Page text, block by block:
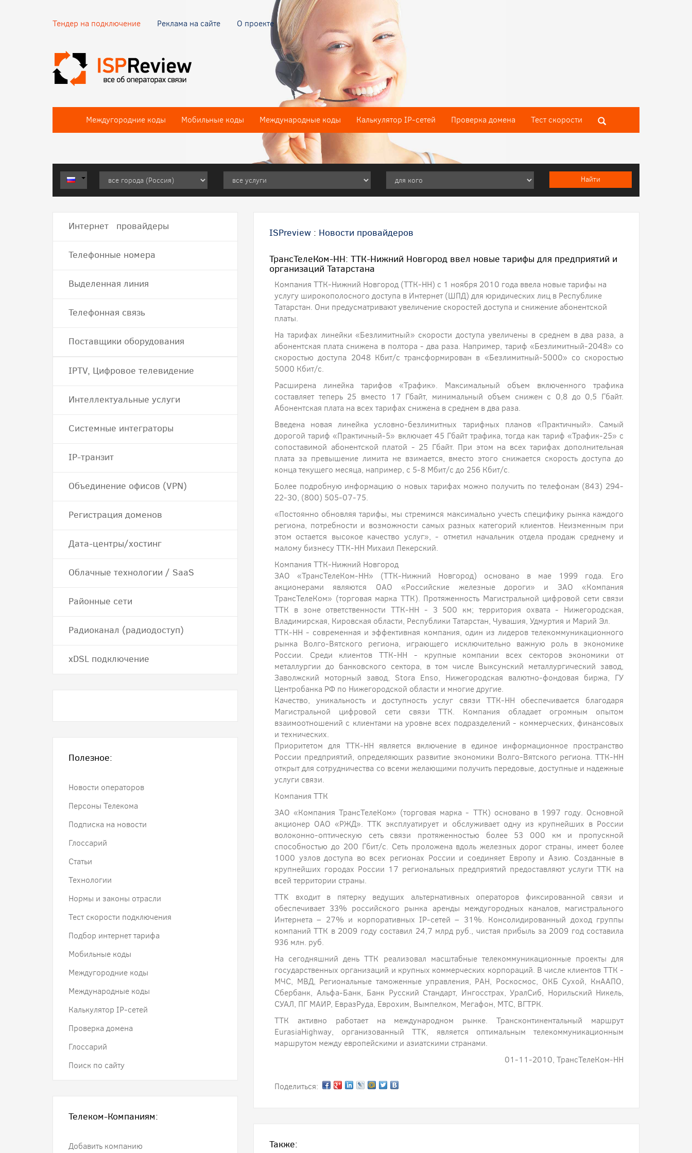
Тендер на подключение Реклама на сайте О проекте
Междугородние коды Мобильные коды Международные коды Калькулятор IP-сетей Проверка домена Тест скороcти
ISPreview : Новости провайдеров
ТрансТелеКом-НН: ТТК-Нижний Новгород ввел новые тарифы для предприятий и
организаций Татарстана
Компания ТТК-Нижний Новгород (ТТК-НН) с 1 ноября 2010 года ввела новые тарифы на
услугу широкополосного доступа в Интернет (ШПД) для юридических лиц в Республике
Татарстан. Они предусматривают увеличение скоростей доступа и снижение абонентской
платы.
На тарифах линейки «Безлимитный» скорости доступа увеличены в среднем в два раза, а
абонентская плата снижена в полтора - два раза. Например, тариф «Безлимитный-2048» со
скоростью доступа 2048 Кбит/с трансформирован в «Безлимитный-5000» со скоростью
5000 Кбит/с.
Расширена линейка тарифов «Трафик». Максимальный объем включенного трафика
составляет теперь 25 вместо 17 Гбайт, минимальный объем снижен с 0,8 до 0,5 Гбайт.
Абонентская плата на всех тарифах снижена в среднем в два раза.
Введена новая линейка условно-безлимитных тарифных планов «Практичный». Самый
дорогой тариф «Практичный-5» включает 45 Гбайт трафика, тогда как тариф «Трафик-25» с
сопоставимой абонентской платой - 25 Гбайт. При этом на всех тарифах дополнительная
плата за превышение лимита не взимается, вместо этого снижается скорость доступа до
конца текущего месяца, например, с 5-8 Мбит/с до 256 Кбит/с.
Более подробную информацию о новых тарифах можно получить по телефонам (843) 294-
22-30, (800) 505-07-75.
«Постоянно обновляя тарифы, мы стремимся максимально учесть специфику рынка каждого
региона, потребности и возможности самых разных категорий клиентов. Неизменным при
этом остается высокое качество услуг», - отметил начальник отдела продаж среднему и
малому бизнесу ТТК-НН Михаил Пекерский.
Компания ТТК-Нижний Новгород
ЗАО «ТрансТелеКом-НН» (ТТК-Нижний Новгород) основано в мае 1999 года. Его
акционерами являются ОАО «Российские железные дороги» и ЗАО «Компания
ТрансТелеКом» (торговая марка ТТК). Протяженность Магистральной цифровой сети связи
ТТК в зоне ответственности ТТК-НН - 3 500 км; территория охвата - Нижегородская,
Владимирская, Кировская области, Республики Татарстан, Чувашия, Удмуртия и Марий Эл.
ТТК-НН - современная и эффективная компания, один из лидеров телекоммуникационного
рынка Волго-Вятского региона, играющего исключительно важную роль в экономике
России. Среди клиентов ТТК-НН - крупные компании всех секторов экономики от
металлургии до банковского сектора, в том числе Выксунский металлургический завод,
Заволжский моторный завод, Stora Enso, Нижегородская валютно-фондовая биржа, ГУ
Центробанка РФ по Нижегородской области и многие другие.
Качество, уникальность и доступность услуг связи ТТК-НН обеспечивается благодаря
Магистральной цифровой сети связи ТТК. Компания обладает огромным опытом
взаимоотношений с клиентами на уровне всех подразделений - коммерческих, финансовых
и технических.
Приоритетом для ТТК-НН является включение в единое информационное пространство
России предприятий, определяющих развитие экономики Волго-Вятского региона. ТТК-НН
открыт для сотрудничества со всеми желающими получить передовые, доступные и надежные
услуги связи.
Компания ТТК
ЗАО «Компания ТрансТелеКом» (торговая марка - ТТК) основано в 1997 году. Основной
акционер ОАО «РЖД». TTK эксплуатирует и обслуживает одну из крупнейших в России
волоконно-оптическую сеть связи протяженностью более 53 000 км и пропускной
способностью до 200 Гбит/с. Сеть проложена вдоль железных дорог страны, имеет более
1000 узлов доступа во всех регионах России и соединяет Европу и Азию. Созданные в
крупнейших городах России 17 региональных предприятий предоставляют услуги ТТК на
всей территории страны.
TTK входит в пятерку ведущих альтернативных операторов фиксированной связи и
обеспечивает 33% российского рынка аренды междугородных каналов, магистрального
Интернета – 27% и корпоративных IP-сетей – 31%. Консолидированный доход группы
компаний ТТК в 2009 году составил 24,7 млрд руб., чистая прибыль за 2009 год составила
936 млн. руб.
На сегодняшний день ТТК реализовал масштабные телекоммуникационные проекты для
государственных организаций и крупных коммерческих корпораций. В числе клиентов ТТК -
МЧС, МВД, Региональные таможенные управления, РАН, Роскосмос, ОКБ Сухой, КнААПО,
Сбербанк, Альфа-Банк, Банк Русский Стандарт, Ингосстрах, УралСиб, Норильский Никель,
СУАЛ, ПГ МАИР, ЕвразРуда, Еврохим, Вымпелком, Мегафон, МТС, ВГТРК.
ТТК активно работает на международном рынке. Трансконтинентальный маршрут
EurasiaHighway, организованный TTK, является оптимальным телекоммуникационным
маршрутом между европейскими и азиатскими странами.
01-11-2010, ТрансТелеКом-НН
Поделиться:
Также:
Интернет провайдеры
Телефонные номера
Выделенная линия
Телефонная связь
Поставщики оборудования
IPTV, Цифровое телевидение
Интеллектуальные услуги
Системные интеграторы
IP-транзит
Объединение офисов (VPN)
Регистрация доменов
Дата-центры/хостинг
Облачные технологии / SaaS
Районные сети
Радиоканал (радиодоступ)
хDSL подключение
Полезное:
Новости операторов
Персоны Телекома
Подписка на новости
Глоссарий
Статьи
Технологии
Нормы и законы отрасли
Тест скорости подключения
Подбор интернет тарифа
Мобильные коды
Междугородние коды
Международные коды
Калькулятор IP-сетей
Проверка домена
Глоссарий
Поиск по сайту
Телеком-Компаниям:
Добавить компанию